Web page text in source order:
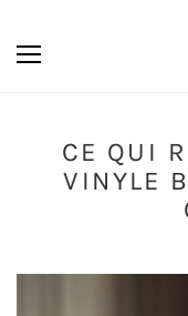
CE QUI
VINYLE